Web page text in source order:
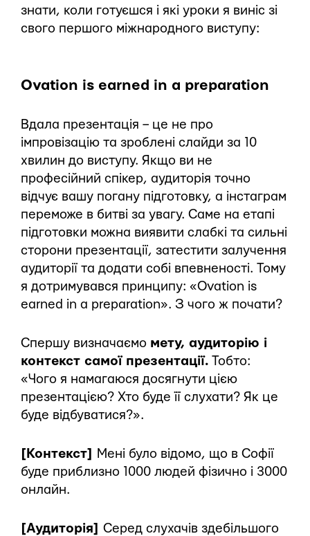
знати, коли готуєшся і які уроки я виніс зі
свого першого міжнародного виступу:
Ovation is earned in a preparation
Вдала презентація – це не про
імпровізацію та зроблені слайди за 10
хвилин до виступу. Якщо ви не
професійний спікер, аудиторія точно
відчує вашу погану підготовку, а інстаграм
переможе в битві за увагу. Саме на етапі
підготовки можна виявити слабкі та сильні
сторони презентації, затестити залучення
аудиторії та додати собі впевненості. Тому
я дотримувався принципу: «Ovation is
earned in a preparation». З чого ж почати?
Спершу визначаємо мету, аудиторію і
контекст самої презентації. Тобто:
«Чого я намагаюся досягнути цією
презентацією? Хто буде її слухати? Як це
буде відбуватися?».
[Контекст]
Мені було відомо, що в Софії
буде приблизно 1000 людей фізично і 3000
онлайн.
[Аудиторія] Серед слухачів здебільшого